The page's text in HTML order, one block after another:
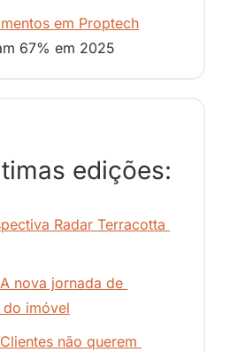
em Proptech
67% em 2025
edições:
Radar Terracotta
nova jornada de
do imóvel
não querem